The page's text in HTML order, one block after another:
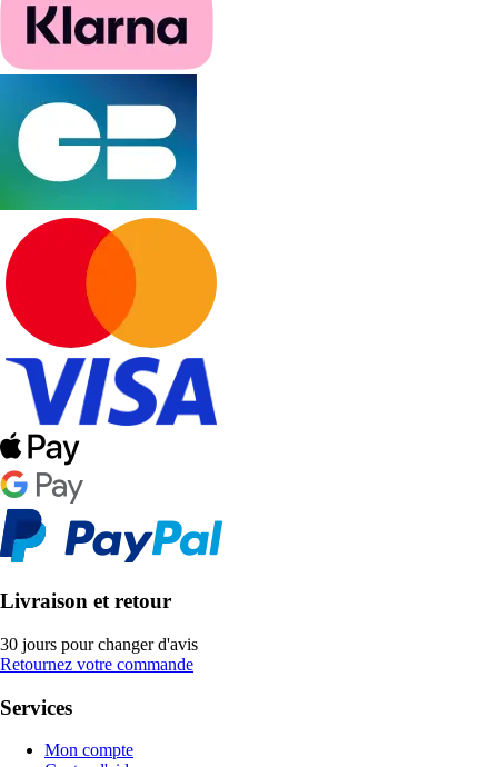
Livraison et retour
30 jours pour changer d'avis
Retournez votre commande
Services
Mon compte